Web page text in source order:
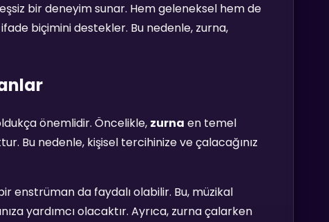
bir deneyim sunar. Hem geleneksel hem de
biçimini destekler. Bu nedenle, zurna,
önemlidir. Öncelikle, zurna en temel
Bu nedenle, kişisel tercihinize ve çalacağınız
enstrüman da faydalı olabilir. Bu, müzikal
yardımcı olacaktır. Ayrıca, zurna çalarken